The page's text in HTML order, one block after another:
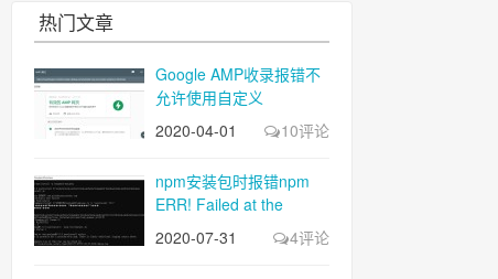
热门文章
Google AMP收录报错不
允许使用自定义
JavaScript
2020-04-01 10评论
npm安装包时报错npm
ERR! Failed at the
gifsicle@4.0.1 postinstall
script
2020-07-31 4评论